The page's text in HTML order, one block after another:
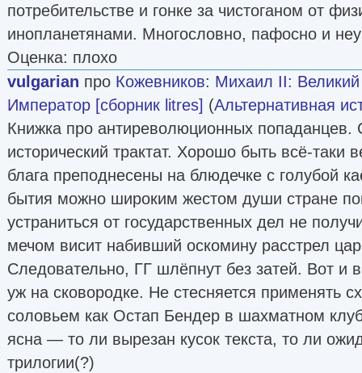
потребительстве и гонке за чистоганом от
инопланетянами. Многословно, пафосно и
Оценка: плохо
vulgarian про Кожевников: Михаил II: Великий
Император [сборник litres] (Альтернативная
Книжка про антиреволюционных попаданцев.
исторический трактат. Хорошо быть всё-таки
блага преподнесены на блюдечке с голубой
бытия можно широким жестом души стране
устраниться от государственных дел не
мечом висит набивший оскомину расстрел
Следовательно, ГГ шлёпнут без затей. Вот и
уж на сковородке. Не стесняется применять
соловьем как Остап Бендер в шахматном
ясна — то ли вырезан кусок текста, то ли
трилогии(?)